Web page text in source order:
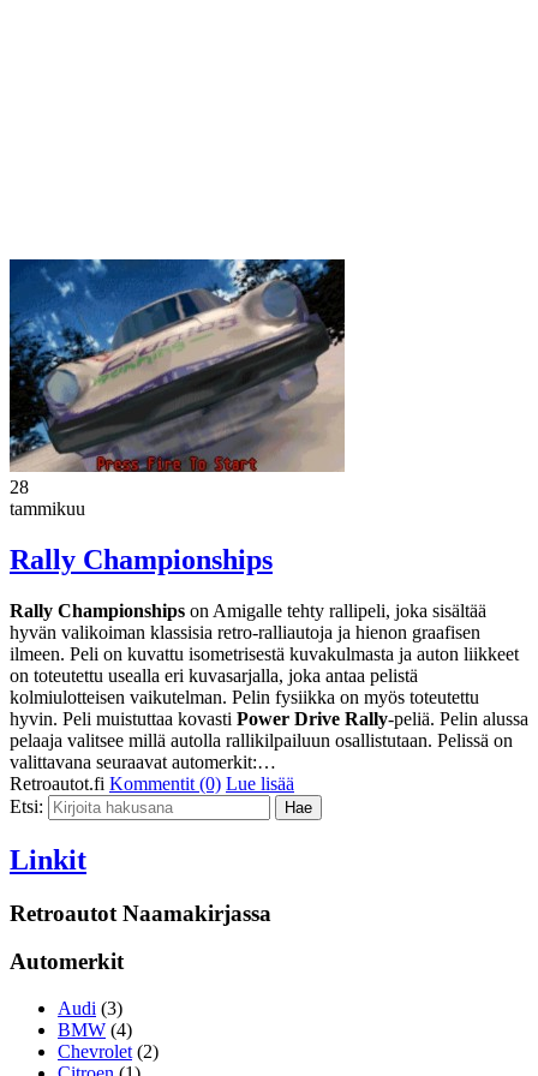
28
tammikuu
Rally Championships
Rally Championships on Amigalle tehty rallipeli, joka sisältää
hyvän valikoiman klassisia retro-ralliautoja ja hienon graafisen
ilmeen. Peli on kuvattu isometrisestä kuvakulmasta ja auton liikkeet
on toteutettu usealla eri kuvasarjalla, joka antaa pelistä
kolmiulotteisen vaikutelman. Pelin fysiikka on myös toteutettu
hyvin. Peli muistuttaa kovasti Power Drive Rally-peliä. Pelin alussa
pelaaja valitsee millä autolla rallikilpailuun osallistutaan. Pelissä on
valittavana seuraavat automerkit:…
Retroautot.fi Kommentit (0) Lue lisää
Etsi:
Linkit
Retroautot Naamakirjassa
Automerkit
Audi (3)
BMW (4)
Chevrolet (2)